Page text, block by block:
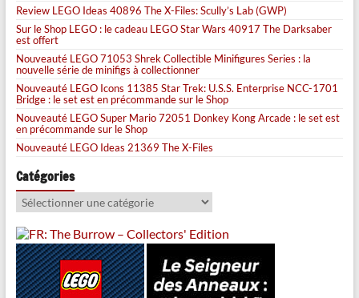
Review LEGO Ideas 40896 The X-Files: Scully’s Lab (GWP)
Sur le Shop LEGO : le cadeau LEGO Star Wars 40917 The Darksaber
est offert
Nouveauté LEGO 71053 Shrek Collectible Minifigures Series : la
nouvelle série de minifigs à collectionner
Nouveauté LEGO Icons 11385 Star Trek: U.S.S. Enterprise NCC-1701
Bridge : le set est en précommande sur le Shop
Nouveauté LEGO Super Mario 72051 Donkey Kong Arcade : le set est
en précommande sur le Shop
Nouveauté LEGO Ideas 21369 The X-Files
Catégories
Catégories